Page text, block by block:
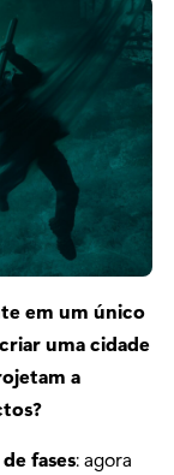
em um único
uma cidade
a
fases: agora